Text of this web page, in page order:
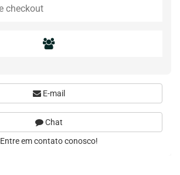
E-mail
Chat
Entre em contato conosco!